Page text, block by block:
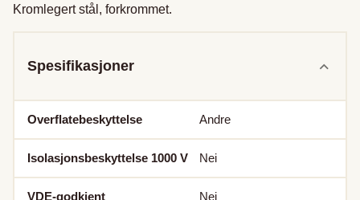
Kromlegert stål, forkrommet.
Spesifikasjoner
Overflatebeskyttelse Andre
Isolasjonsbeskyttelse 1000 V Nei
VDE-godkjent Nei